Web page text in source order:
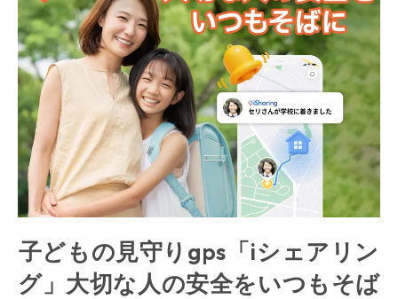
子どもの見守りgps「iシェアリン
グ」大切な人の安全をいつもそば